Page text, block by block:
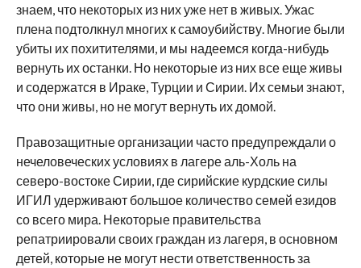
знаем, что некоторых из них уже нет в живых. Ужас
плена подтолкнул многих к самоубийству. Многие были
убиты их похитителями, и мы надеемся когда-нибудь
вернуть их останки. Но некоторые из них все еще живы
и содержатся в Ираке, Турции и Сирии. Их семьи знают,
что они живы, но не могут вернуть их домой.
Правозащитные организации часто предупреждали о
нечеловеческих условиях в лагере аль-Холь на
северо-востоке Сирии, где сирийские курдские силы
ИГИЛ удерживают большое количество семей езидов
со всего мира. Некоторые правительства
репатриировали своих граждан из лагеря, в основном
детей, которые не могут нести ответственность за